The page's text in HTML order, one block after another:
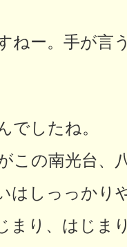
ねー。手が言
でしたね。
この南光台、
はしっっかり
まり、はじま